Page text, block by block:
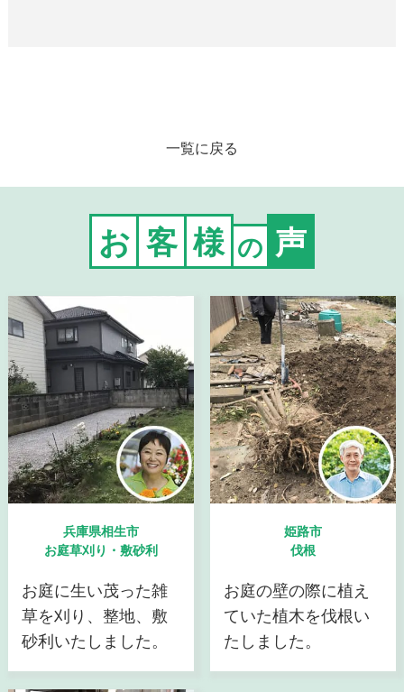
一覧に戻る
お 客 様 の 声
兵庫県相生市
お庭草刈り・敷砂利
お庭に生い茂った雑
草を刈り、整地、敷
砂利いたしました。
姫路市
伐根
お庭の壁の際に植え
ていた植木を伐根い
たしました。